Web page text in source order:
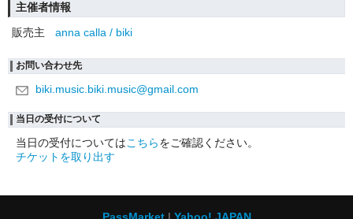
主催者情報
販売主
anna calla / biki
お問い合わせ先
biki.music.biki.music@gmail.com
当日の受付について
当日の受付についてはこちらをご確認ください。
チケットを取り出す